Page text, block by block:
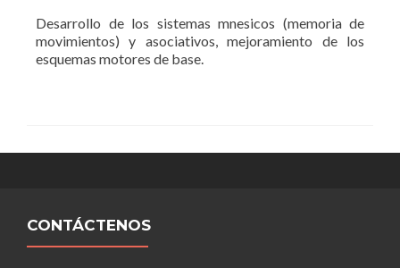
Desarrollo de los sistemas mnesicos (memoria de
movimientos) y asociativos, mejoramiento de los
esquemas motores de base.
CONTÁCTENOS